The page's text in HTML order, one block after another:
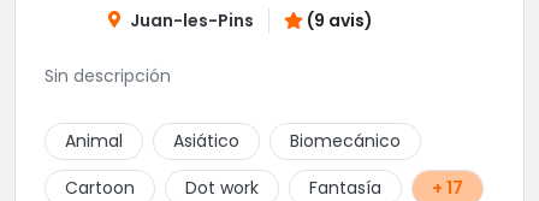
Juan-les-Pins (9 avis)
Sin descripción
Animal Asiático
Biomecánico
Cartoon
Dot work Fantasía + 17